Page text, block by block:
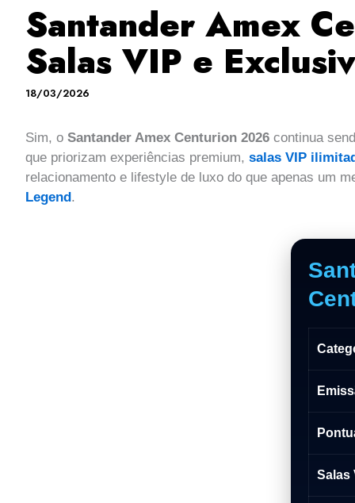
Santander Amex
Salas VIP e
18/03/2026
Sim, o Santander Amex Centurion 2026 continua
que priorizam experiências premium, salas VIP
relacionamento e lifestyle de luxo do que apenas um
Legend .
Salas